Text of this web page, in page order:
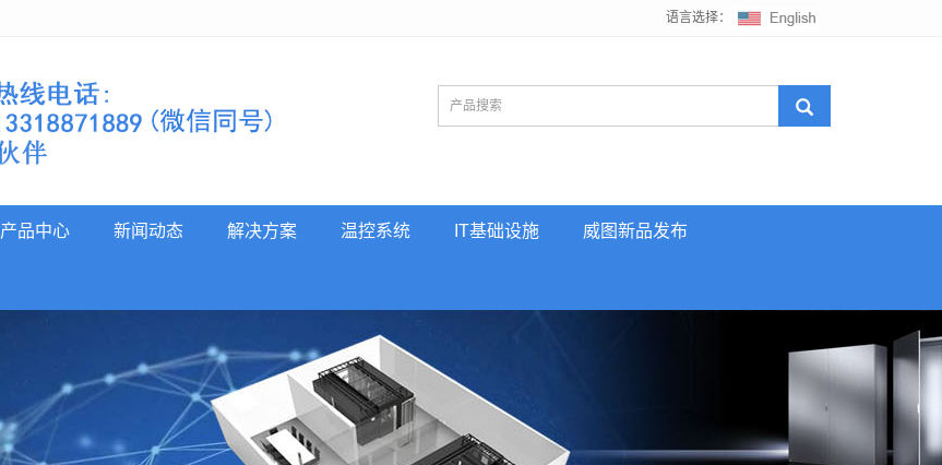
语言选择：
产品中心 新闻动态 解决方案 温控系统 IT基础设施 威图新品发布